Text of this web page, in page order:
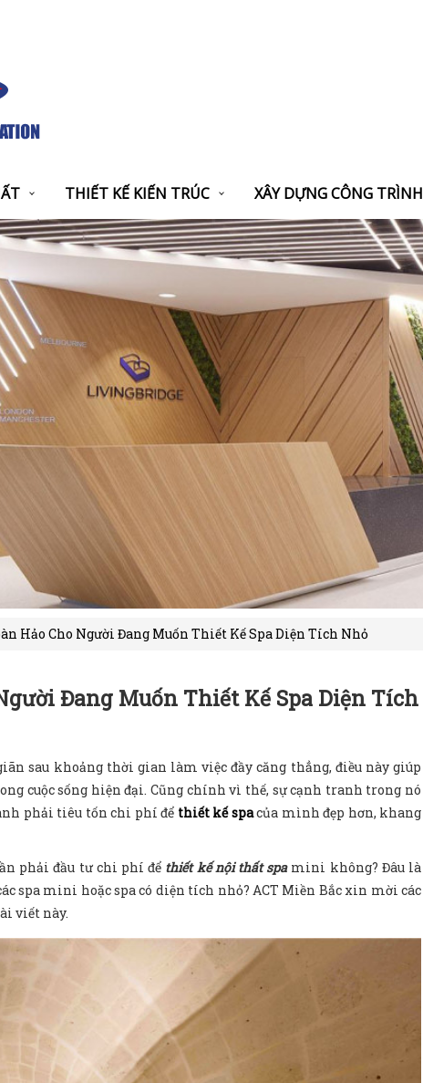
THIẾT KẾ KIẾN TRÚC XÂY DỰNG CÔNG TRÌNH
Hảo Cho Người Đang Muốn Thiết Kế Spa Diện Tích Nhỏ
Đang Muốn Thiết Kế Spa Diện Tích
sau khoảng thời gian làm việc đầy căng thẳng, điều này giúp
cuộc sống hiện đại. Cũng chính vì thế, sự cạnh tranh trong nó
phải tiêu tốn chi phí để thiết kế spacủa mình đẹp hơn, khang
phải đầu tư chi phí để thiết kế nội thất spamini không? Đâu là
spa mini hoặc spa có diện tích nhỏ? ACT Miền Bắc xin mời các
viết này.